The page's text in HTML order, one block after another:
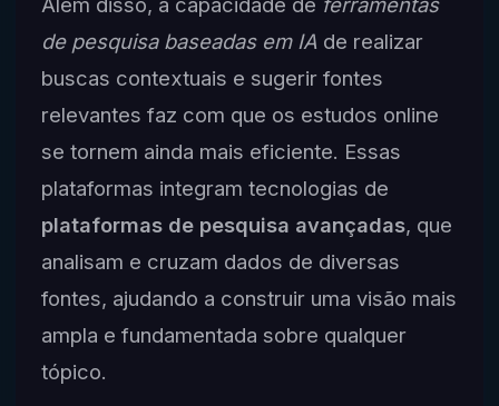
de pesquisa baseadas em IA de realizar
buscas contextuais e sugerir fontes
relevantes faz com que os estudos online
se tornem ainda mais eficiente. Essas
plataformas integram tecnologias de
plataformas de pesquisa avançadas, que
analisam e cruzam dados de diversas
fontes, ajudando a construir uma visão mais
ampla e fundamentada sobre qualquer
tópico.